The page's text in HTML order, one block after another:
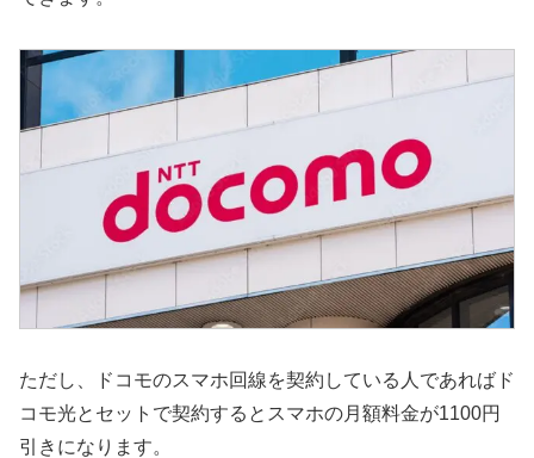
ただし、ドコモのスマホ回線を契約している人であればド
コモ光とセットで契約するとスマホの月額料金が1100円
引きになります。